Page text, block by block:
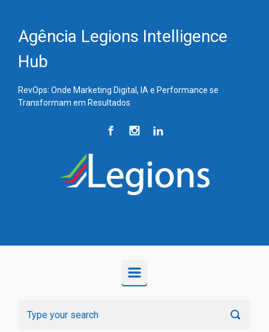
Agência Legions Intelligence
Hub
RevOps: Onde Marketing Digital, IA e Performance se
Transformam em Resultados